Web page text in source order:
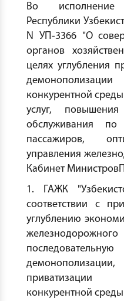
Во
Республики
N УП-3366 "О
органов
целях углубления
конкурентной
услуг,
обслуживания
пассажиров,
управления
Кабинет
1. ГАЖК
соответствии с
углублению
железнодорожного
конкурентной